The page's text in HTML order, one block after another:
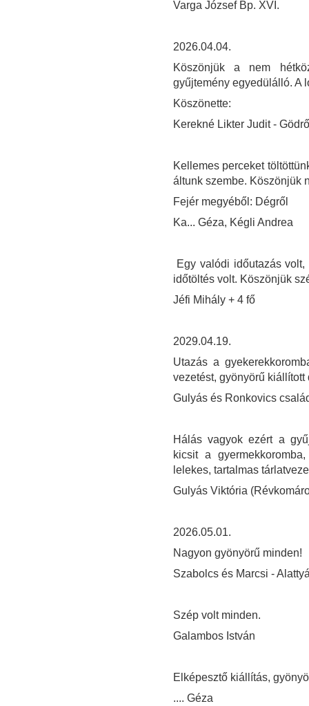
Varga József Bp. XVI.
2026.04.04.
Köszönjük a nem
gyűjtemény egyedülálló. A
Köszönette:
Kerekné Likter Judit -
Kellemes perceket
áltunk szembe. Köszönjük
Fejér megyéből: Dégről
Ka... Géza, Kégli Andrea
Egy valódi időutazás
időtöltés volt. Köszönjük
Jéfi Mihály + 4 fő
2029.04.19.
Utazás a
vezetést, gyönyörű
Gulyás és Ronkovics
Hálás vagyok ezért a
kicsit a
lelekes, tartalmas
Gulyás Viktória
2026.05.01.
Nagyon gyönyörű minden!
Szabolcs és Marcsi -
Szép volt minden.
Galambos István
Elképesztő kiállítás,
.... Géza